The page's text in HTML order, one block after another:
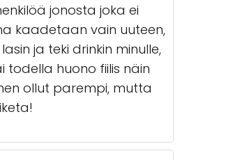
jonosta joka ei
kaadetaan vain uuteen,
ja teki drinkin minulle,
huono fiilis näin
ollut parempi, mutta